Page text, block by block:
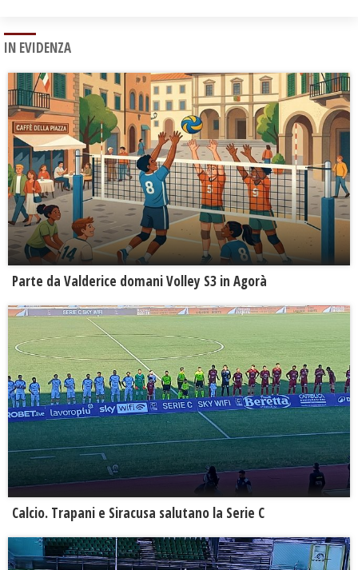
IN EVIDENZA
Parte da Valderice domani Volley S3 in Agorà
Calcio. Trapani e Siracusa salutano la Serie C